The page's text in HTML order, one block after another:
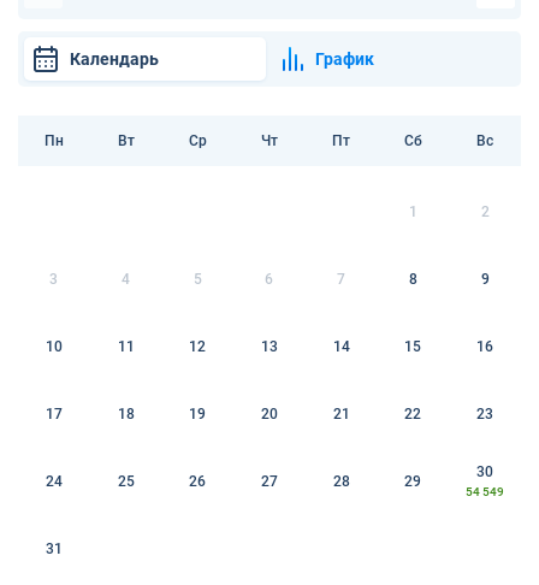
Календарь График
Пн Вт Ср Чт Пт Сб Вс
1 2
3 4 5 6 7 8 9
10 11 12 13 14 15 16
17 18 19 20 21 22 23
24 25 26 27 28 29
30
54 549
31